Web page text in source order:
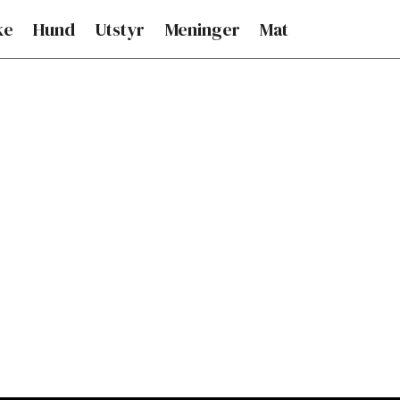
Hund Utstyr Meninger Mat